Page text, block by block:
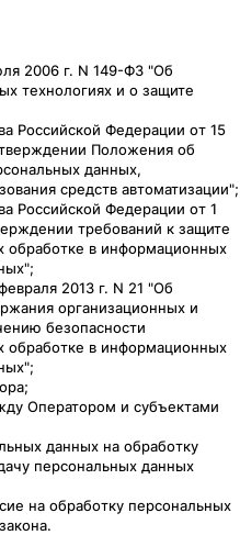
2006 г. N 149-ФЗ "Об
технологиях и о защите
Российской Федерации от 15
Положения об
данных,
средств автоматизации";
Российской Федерации от 1
требований к защите
обработке в информационных
2013 г. N 21 "Об
организационных и
безопасности
обработке в информационных
Оператором и субъектами
данных на обработку
персональных данных
на обработку персональных